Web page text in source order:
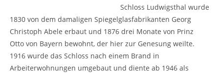
Schloss Ludwigsthal wurde
1830 von dem damaligen Spiegelglasfabrikanten Georg
Christoph Abele erbaut und 1876 drei Monate von Prinz
Otto von Bayern bewohnt, der hier zur Genesung weilte.
1916 wurde das Schloss nach einem Brand in
Arbeiterwohnungen umgebaut und diente ab 1946 als